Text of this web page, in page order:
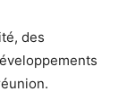
des